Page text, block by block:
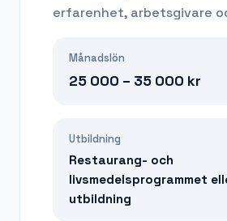
erfarenhet, arbetsgivare
Månadslön
25 000 – 35 000 kr
Utbildning
Restaurang- och
livsmedelsprogrammet
utbildning